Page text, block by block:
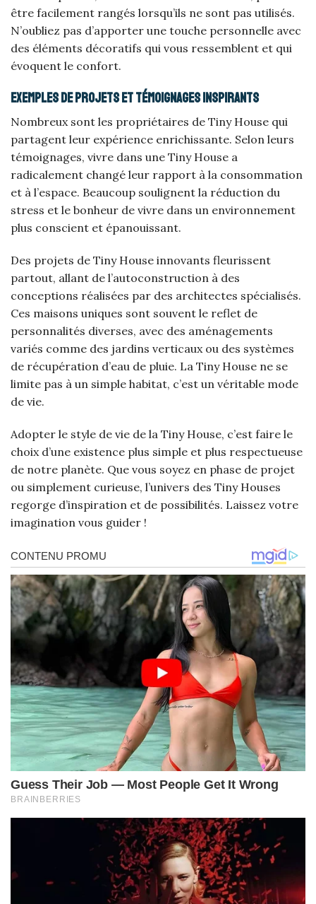
être facilement rangés lorsqu’ils ne sont pas utilisés.
N’oubliez pas d’apporter une touche personnelle avec
des éléments décoratifs qui vous ressemblent et qui
évoquent le confort.
Exemples de projets et témoignages inspirants
Nombreux sont les propriétaires de Tiny House qui
partagent leur expérience enrichissante. Selon leurs
témoignages, vivre dans une Tiny House a
radicalement changé leur rapport à la consommation
et à l’espace. Beaucoup soulignent la réduction du
stress et le bonheur de vivre dans un environnement
plus conscient et épanouissant.
Des projets de Tiny House innovants fleurissent
partout, allant de l’autoconstruction à des
conceptions réalisées par des architectes spécialisés.
Ces maisons uniques sont souvent le reflet de
personnalités diverses, avec des aménagements
variés comme des jardins verticaux ou des systèmes
de récupération d’eau de pluie. La Tiny House ne se
limite pas à un simple habitat, c’est un véritable mode
de vie.
Adopter le style de vie de la Tiny House, c’est faire le
choix d’une existence plus simple et plus respectueuse
de notre planète. Que vous soyez en phase de projet
ou simplement curieuse, l’univers des Tiny Houses
regorge d’inspiration et de possibilités. Laissez votre
imagination vous guider !